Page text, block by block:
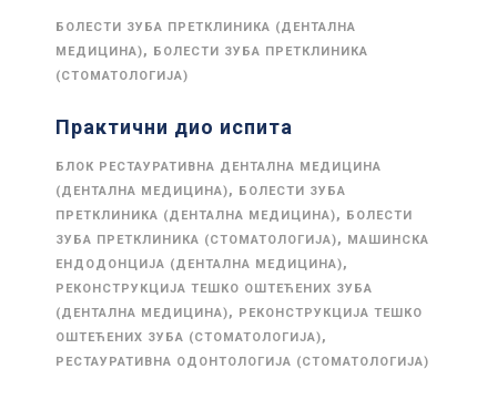
БОЛЕСТИ ЗУБА ПРЕТКЛИНИКА (ДЕНТАЛНА
МЕДИЦИНА), БОЛЕСТИ ЗУБА ПРЕТКЛИНИКА
(СТОМАТОЛОГИЈА)
Практични дио испита
БЛОК РЕСТАУРАТИВНА ДЕНТАЛНА МЕДИЦИНА
(ДЕНТАЛНА МЕДИЦИНА), БОЛЕСТИ ЗУБА
ПРЕТКЛИНИКА (ДЕНТАЛНА МЕДИЦИНА), БОЛЕСТИ
ЗУБА ПРЕТКЛИНИКА (СТОМАТОЛОГИЈА), МАШИНСКА
ЕНДОДОНЦИЈА (ДЕНТАЛНА МЕДИЦИНА),
РЕКОНСТРУКЦИЈА ТЕШКО ОШТЕЋЕНИХ ЗУБА
(ДЕНТАЛНА МЕДИЦИНА), РЕКОНСТРУКЦИЈА ТЕШКО
ОШТЕЋЕНИХ ЗУБА (СТОМАТОЛОГИЈА),
РЕСТАУРАТИВНА ОДОНТОЛОГИЈА (СТОМАТОЛОГИЈА)